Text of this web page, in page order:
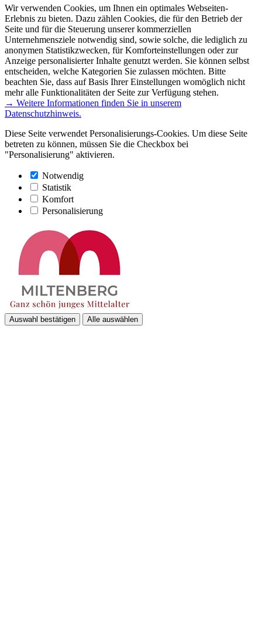
Wir verwenden Cookies, um Ihnen ein optimales Webseiten-
Erlebnis zu bieten. Dazu zählen Cookies, die für den Betrieb der
Seite und für die Steuerung unserer kommerziellen
Unternehmensziele notwendig sind, sowie solche, die lediglich zu
anonymen Statistikzwecken, für Komforteinstellungen oder zur
Anzeige personalisierter Inhalte genutzt werden. Sie können selbst
entscheiden, welche Kategorien Sie zulassen möchten. Bitte
beachten Sie, dass auf Basis Ihrer Einstellungen womöglich nicht
mehr alle Funktionalitäten der Seite zur Verfügung stehen.
→ Weitere Informationen finden Sie in unserem
Datenschutzhinweis.
Diese Seite verwendet Personalisierungs-Cookies. Um diese Seite
betreten zu können, müssen Sie die Checkbox bei
"Personalisierung" aktivieren.
Notwendig
Statistik
Komfort
Personalisierung
Auswahl bestätigen Alle auswählen